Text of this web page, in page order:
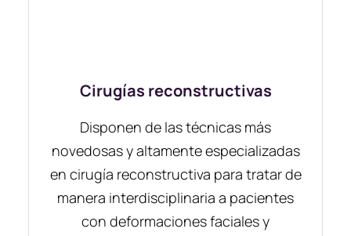
Cirugías reconstructivas
Disponen de las técnicas más
novedosas y altamente especializadas
en cirugía reconstructiva para tratar de
manera interdisciplinaria a pacientes
con deformaciones faciales y